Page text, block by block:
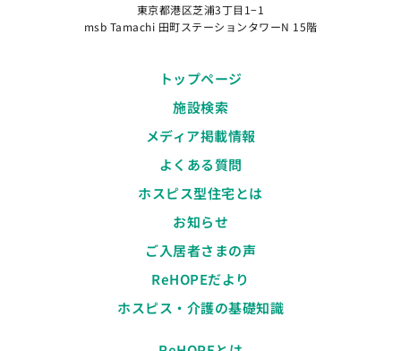
東京都港区芝浦3丁目1−1
msb Tamachi 田町ステーションタワーN 15階
トップページ
施設検索
メディア掲載情報
よくある質問
ホスピス型住宅とは
お知らせ
ご入居者さまの声
ReHOPEだより
ホスピス・介護の基礎知識